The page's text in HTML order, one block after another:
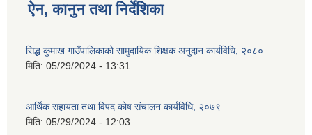
ऐन, कानुन तथा निर्देशिका
सिद्ध कुमाख गाउँपालिकाको सामुदायिक शिक्षक अनुदान कार्यविधि, २०८०
मिति: 05/29/2024 - 13:31
आर्थिक सहायता तथा विपद कोष संचालन कार्यविधि, २०७९
मिति: 05/29/2024 - 12:03